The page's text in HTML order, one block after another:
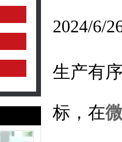
2024/6/
生产有
标，在